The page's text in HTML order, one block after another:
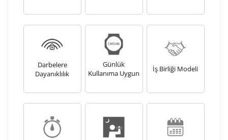
Darbelere
Dayanıklılık
Günlük
Kullanıma Uygun
İş Birliği Modeli